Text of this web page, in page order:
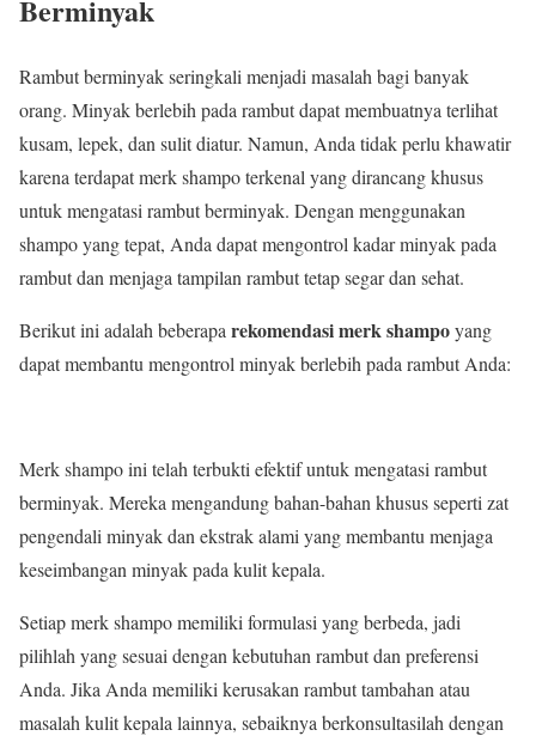
Berminyak
Rambut berminyak seringkali menjadi masalah bagi banyak
orang. Minyak berlebih pada rambut dapat membuatnya terlihat
kusam, lepek, dan sulit diatur. Namun, Anda tidak perlu khawatir
karena terdapat merk shampo terkenal yang dirancang khusus
untuk mengatasi rambut berminyak. Dengan menggunakan
shampo yang tepat, Anda dapat mengontrol kadar minyak pada
rambut dan menjaga tampilan rambut tetap segar dan sehat.
Berikut ini adalah beberapa rekomendasi merk shampoyang
dapat membantu mengontrol minyak berlebih pada rambut Anda:
Merk shampo ini telah terbukti efektif untuk mengatasi rambut
berminyak. Mereka mengandung bahan-bahan khusus seperti zat
pengendali minyak dan ekstrak alami yang membantu menjaga
keseimbangan minyak pada kulit kepala.
Setiap merk shampo memiliki formulasi yang berbeda, jadi
pilihlah yang sesuai dengan kebutuhan rambut dan preferensi
Anda. Jika Anda memiliki kerusakan rambut tambahan atau
masalah kulit kepala lainnya, sebaiknya berkonsultasilah dengan